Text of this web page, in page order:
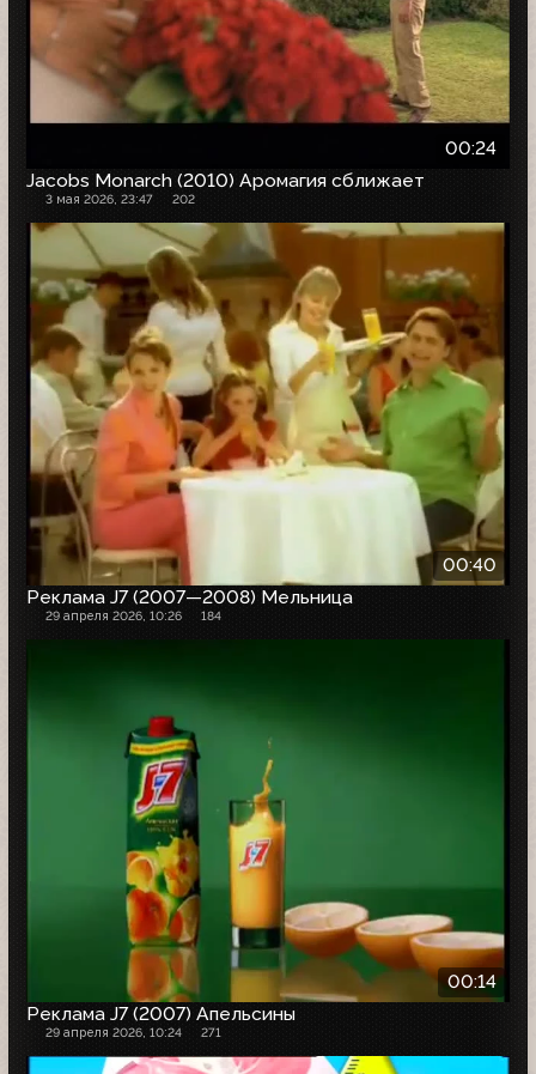
00:24
Jacobs Monarch (2010) Аромагия сближает
3 мая 2026, 23:47 202
00:40
Реклама J7 (2007—2008) Мельница
29 апреля 2026, 10:26 184
00:14
Реклама J7 (2007) Апельсины
29 апреля 2026, 10:24 271